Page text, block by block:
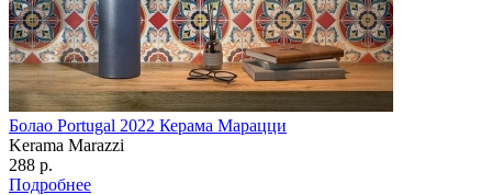
Болао Portugal 2022 Керама Марацци
Kerama Marazzi
288 р.
Подробнее